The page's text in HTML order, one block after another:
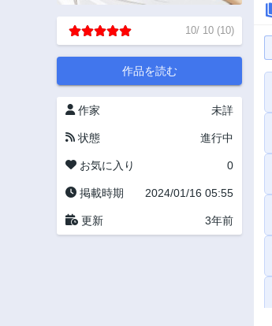
10/ 10 (10)
作品を読む
作家 未詳
状態 進行中
お気に入り 0
掲載時期 2024/01/16 05:55
更新 3年前